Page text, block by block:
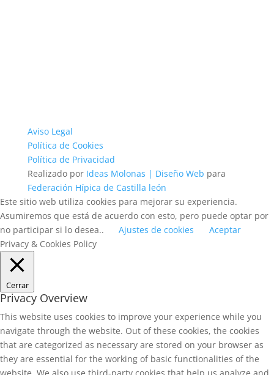
Aviso Legal
Política de Cookies
Política de Privacidad
Realizado por Ideas Molonas | Diseño Web para
Federación Hípica de Castilla león
Este sitio web utiliza cookies para mejorar su experiencia.
Asumiremos que está de acuerdo con esto, pero puede optar por
no participar si lo desea..
Ajustes de cookies
Aceptar
Privacy & Cookies Policy
Cerrar
Privacy Overview
This website uses cookies to improve your experience while you
navigate through the website. Out of these cookies, the cookies
that are categorized as necessary are stored on your browser as
they are essential for the working of basic functionalities of the